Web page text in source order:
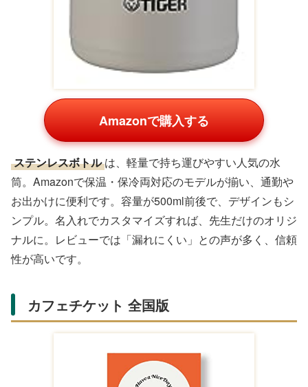
Amazonで購入する
ステンレスボトル は、軽量で持ち運びやすい人気の水
筒。Amazonで保温・保冷両対応のモデルが揃い、通勤や
お出かけに便利です。容量が500ml前後で、デザインもシ
ンプル。名入れでカスタマイズすれば、先生だけのオリジ
ナルに。レビューでは「漏れにくい」との声が多く、信頼
性が高いです。
カフェチケット 全国版